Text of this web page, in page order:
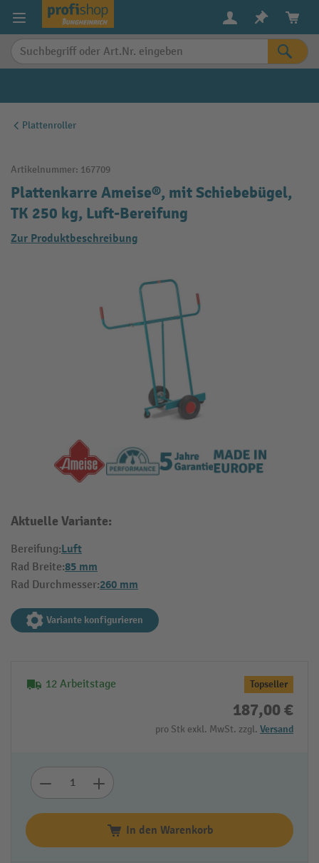
springen
Plattenroller
Artikelnummer: 167709
Plattenkarre Ameise®, mit Schiebebügel,
TK 250 kg, Luft-Bereifung
Zur Produktbeschreibung
Aktuelle Variante:
Bereifung:Luft
Rad Breite:85 mm
Rad Durchmesser:260 mm
Variante konfigurieren
12 Arbeitstage Topseller
187,00 €
pro Stk exkl. MwSt. zzgl. Versand
In den Warenkorb